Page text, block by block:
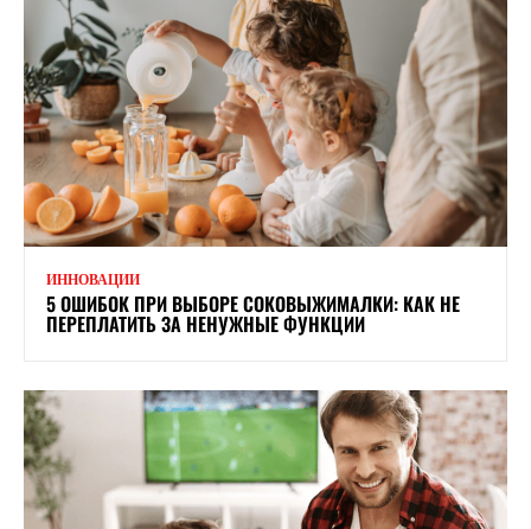
ИННОВАЦИИ
5 ОШИБОК ПРИ ВЫБОРЕ СОКОВЫЖИМАЛКИ: КАК НЕ
ПЕРЕПЛАТИТЬ ЗА НЕНУЖНЫЕ ФУНКЦИИ